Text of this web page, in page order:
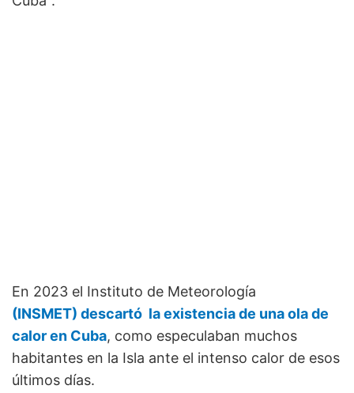
En 2023 el Instituto de Meteorología
(INSMET) descartó la existencia de una ola de
calor en Cuba, como especulaban muchos
habitantes en la Isla ante el intenso calor de esos
últimos días.